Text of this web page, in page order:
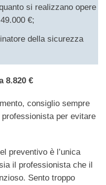
si realizzano opere
€;
della sicurezza
8.820 €
consiglio sempre
per evitare
preventivo è l’unica
il professionista che il
Sento troppo